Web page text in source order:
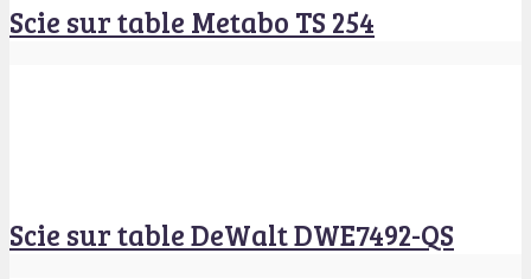
Scie sur table Metabo TS 254
Scie sur table DeWalt DWE7492-QS